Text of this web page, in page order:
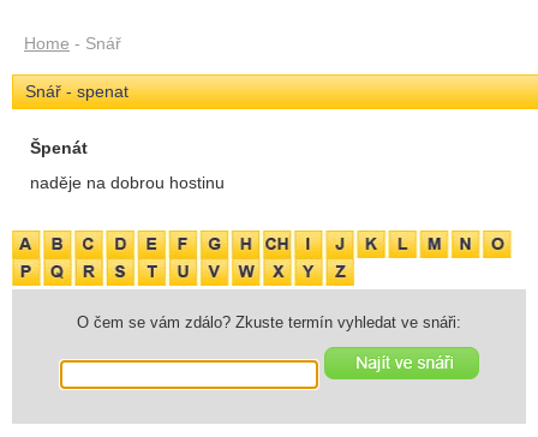
Home - Snář
Snář - spenat
Špenát
naděje na dobrou hostinu
O čem se vám zdálo? Zkuste termín vyhledat ve snáři: